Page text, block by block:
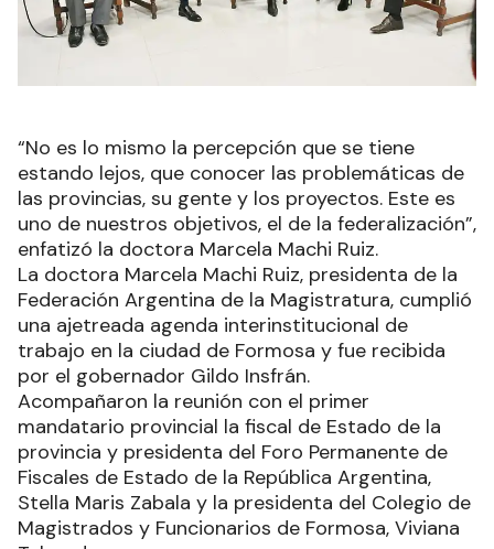
“No es lo mismo la percepción que se tiene
estando lejos, que conocer las problemáticas de
las provincias, su gente y los proyectos. Este es
uno de nuestros objetivos, el de la federalización”,
enfatizó la doctora Marcela Machi Ruiz.
La doctora Marcela Machi Ruiz, presidenta de la
Federación Argentina de la Magistratura, cumplió
una ajetreada agenda interinstitucional de
trabajo en la ciudad de Formosa y fue recibida
por el gobernador Gildo Insfrán.
Acompañaron la reunión con el primer
mandatario provincial la fiscal de Estado de la
provincia y presidenta del Foro Permanente de
Fiscales de Estado de la República Argentina,
Stella Maris Zabala y la presidenta del Colegio de
Magistrados y Funcionarios de Formosa, Viviana